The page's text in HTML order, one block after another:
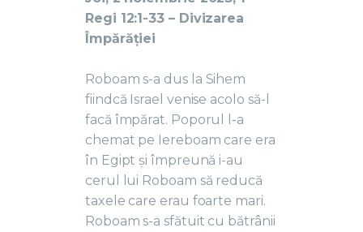
Regi 12:1-33 – Divizarea
Împărăției
Roboam s-a dus la Sihem
fiindcă Israel venise acolo să-l
facă împărat. Poporul l-a
chemat pe Iereboam care era
în Egipt și împreună i-au
cerul lui Roboam să reducă
taxele care erau foarte mari.
Roboam s-a sfătuit cu bătrânii